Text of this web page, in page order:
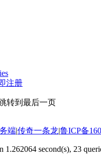
注册
转到最后一页
端|传奇一条龙|鲁ICP备
1.262064 second(s), 23